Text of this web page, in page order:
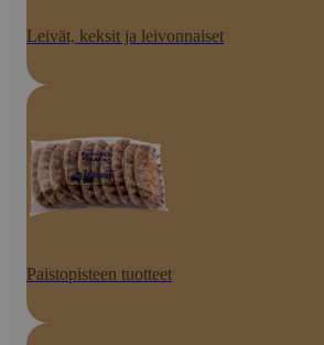
Leivät, keksit ja leivonnaiset
Paistopisteen tuotteet